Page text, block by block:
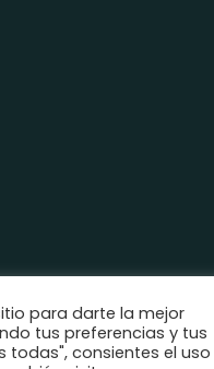
para darte la mejor
tus preferencias y tus
todas", consientes el uso